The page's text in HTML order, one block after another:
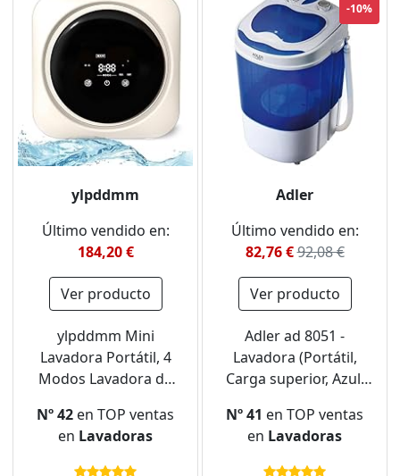
ylpddmm
Último vendido en:
184,20 €
Ver producto
ylpddmm Mini
Lavadora Portátil, 4
Modos Lavadora de
Caliente,Montaje En
Pared Lavadora Todo
En Uno,Lavadora
Nº 42 en TOP ventas
en Lavadoras
-10%
Adler
Último vendido en:
82,76 €92,08 €
Ver producto
Adler ad 8051 -
Lavadora (Portátil,
Carga superior, Azul,
Arriba, 3 kg)
360x370x530 cm
Nº 41 en TOP ventas
en Lavadoras